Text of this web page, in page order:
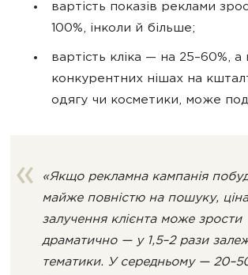
вартість показів реклами
100%, інколи й більше;
вартість кліка — на 25–60%, а
конкурентних нішах на
одягу чи косметики, може
«Якщо рекламна кампанія
майже повністю на пошуку, ціна
залучення клієнта може зрости
драматично — у 1,5–2 рази
тематики. У середньому —